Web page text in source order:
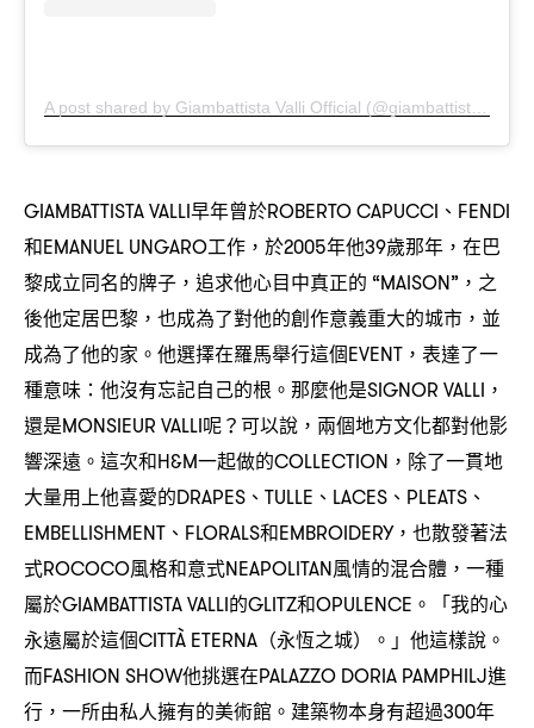
GIAMBATTISTA VALLI早年曾於ROBERTO CAPUCCI 、 FENDI
和EMANUEL UNGARO工作 ， 於2005年他39歲那年 ， 在巴
黎成立同名的牌子 ， 追求他心目中真正的 “MAISON”， 之
後他定居巴黎 ， 也成為了對他的創作意義重大的城市 ， 並
成為了他的家。他選擇在羅馬舉行這個EVENT， 表達了一
種意味 ： 他沒有忘記自己的根。那麼他是SIGNOR VALLI，
還是MONSIEUR VALLI呢？ 可以說 ， 兩個地方文化都對他影
響深遠。這次和H&M一起做的COLLECTION， 除了一貫地
大量用上他喜愛的DRAPES 、 TULLE 、 LACES 、 PLEATS 、
EMBELLISHMENT 、 FLORALS和EMBROIDERY， 也散發著法
式ROCOCO風格和意式NEAPOLITAN風情的混合體 ， 一種
屬於GIAMBATTISTA VALLI的GLITZ和OPULENCE 。「我的心
永遠屬於這個CITTÀ ETERNA（永恆之城）
。」他這樣說。
而FASHION SHOW他挑選在PALAZZO DORIA PAMPHILJ進
行 ， 一所由私人擁有的美術館。建築物本身有超過300年